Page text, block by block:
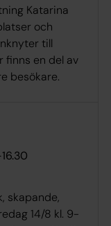
Katarina
och
till
finns en del av
besökare.
16.30
skapande,
14/8 kl. 9-